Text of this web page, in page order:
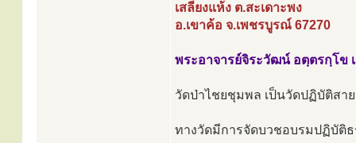
เสลียงแห้ง ต.สะเดาะพง
อ.เขาค้อ จ.เพชรบูรณ์ 67270
พระอาจารย์จิระวัฒน์ อตฺตรกฺโข
วัดป่าไชยชุมพล เป็นวัดปฏิบัติสา
ทางวัดมีการจัดบวชอบรมปฏิบัติธ